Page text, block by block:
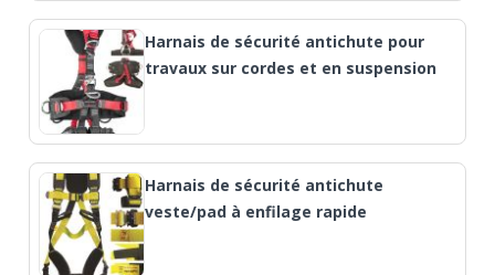
Harnais de sécurité antichute pour
travaux sur cordes et en suspension
Harnais de sécurité antichute
veste/pad à enfilage rapide